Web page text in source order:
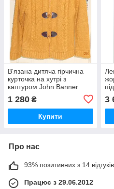
В'язана дитяча гірчична
курточка на хутрі з
каптуром John Banner
1 280 ₴
Купити
3
Про нас
93% позитивних з 14
Працює з 29.06.2012